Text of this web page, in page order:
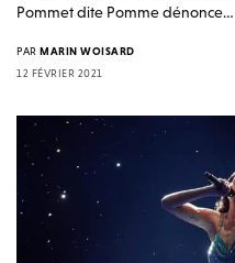
Pommet dite Pomme dénonce…
PAR MARIN WOISARD
12 FÉVRIER 2021